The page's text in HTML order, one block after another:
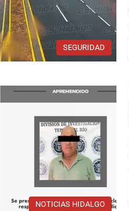
SEGURIDAD
NOTICIAS HIDALGO